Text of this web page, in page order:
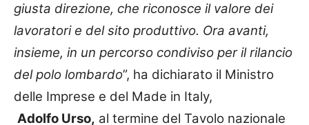
giusta direzione, che riconosce il valore dei
lavoratori e del sito produttivo. Ora avanti,
insieme, in un percorso condiviso per il rilancio
del polo lombardo”, ha dichiarato il Ministro
delle Imprese e del Made in Italy,
Adolfo Urso, al termine del Tavolo nazionale